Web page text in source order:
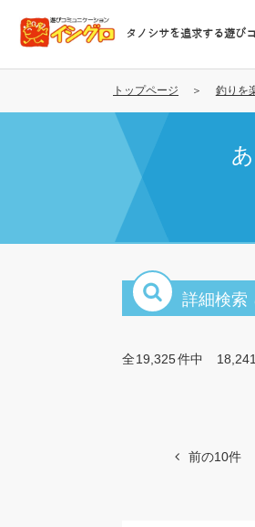
コ
テ
タノシサを追求する遊び
トップページ 釣りを
詳細検索
全19,325件中
前の10件